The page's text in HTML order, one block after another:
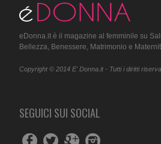
eDonna.it è il magazine al femminile su
Bellezza, Benessere, Matrimonio e
Copyright © 2014 E' Donna.it - Tutti i diritti
SEGUICI SUI SOCIAL